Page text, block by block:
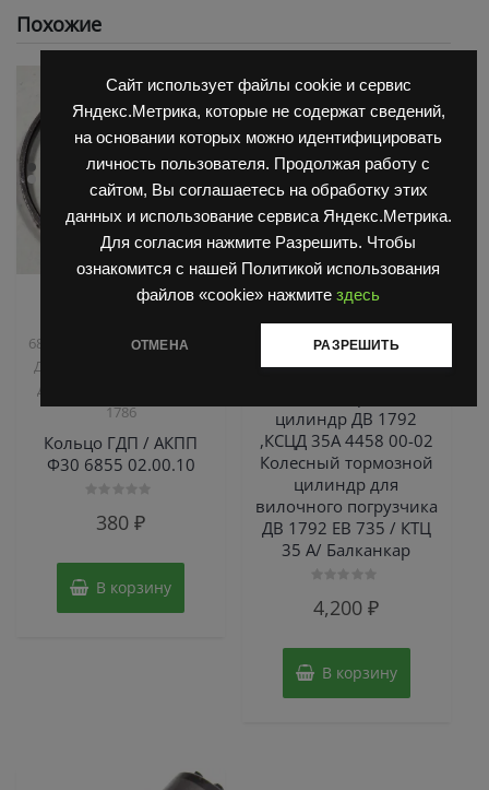
Сайт использует файлы cookie и сервис
Яндекс.Метрика, которые не содержат сведений,
на основании которых можно идентифицировать
личность пользователя. Продолжая работу с
сайтом, Вы соглашаетесь на обработку этих
данных и использование сервиса Яндекс.Метрика.
Для согласия нажмите Разрешить. Чтобы
ознакомится с нашей Политикой использования
файлов «cookie» нажмите здесь
ОТМЕНА РАЗРЕШИТЬ
Похожие
Запчасти Балканкар,
6860/6855/6870,Погрузчик
ДВ 1661 , 1621
ДВ 1792, 1788, 1794, 1784,
1786
Кольцо ГДП / АКПП
Ф30 6855 02.00.10
380₽
В корзину
Запчасти Балканкар
Погрузчик ДВ 1792, 1788,
1794, 1784, 1786,Погрузчик
ЕВ 735
цилиндр ДВ 1792
,КСЦД 35А 4458 00-02
Колесный тормозной
цилиндр для
вилочного погрузчика
ДВ 1792 ЕВ 735 / КТЦ
35 А/ Балканкар
0
из
4,200₽
В корзину